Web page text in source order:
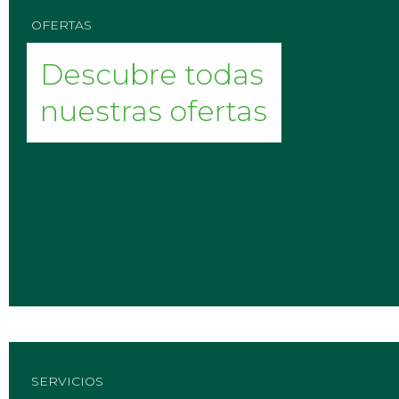
OFERTAS
Descubre todas
nuestras ofertas
SERVICIOS